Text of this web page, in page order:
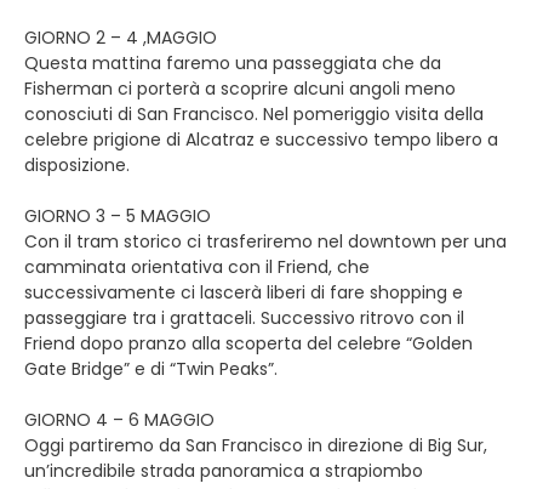
GIORNO 2 – 4 ,MAGGIO
Questa mattina faremo una passeggiata che da
Fisherman ci porterà a scoprire alcuni angoli meno
conosciuti di San Francisco. Nel pomeriggio visita della
celebre prigione di Alcatraz e successivo tempo libero a
disposizione.
GIORNO 3 – 5 MAGGIO
Con il tram storico ci trasferiremo nel downtown per una
camminata orientativa con il Friend, che
successivamente ci lascerà liberi di fare shopping e
passeggiare tra i grattaceli. Successivo ritrovo con il
Friend dopo pranzo alla scoperta del celebre “Golden
Gate Bridge” e di “Twin Peaks”.
GIORNO 4 – 6 MAGGIO
Oggi partiremo da San Francisco in direzione di Big Sur,
un’incredibile strada panoramica a strapiombo